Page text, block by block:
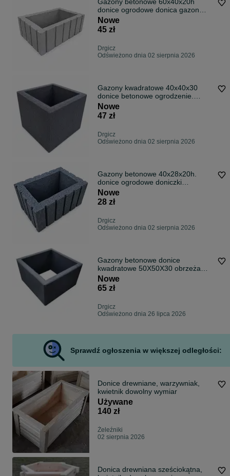
Gazony betonowe 60x40x20h
donice ogrodowe donica gazon
betonow.Wysyłka
Nowe
45 zł
Drgicz
Odświeżono dnia 02 sierpnia 2026
Gazony kwadratowe 40x40x30
donice betonowe ogrodzenie.
Wysyłka.
Nowe
47 zł
Drgicz
Odświeżono dnia 02 sierpnia 2026
Gazony betonowe 40x28x20h.
donice ogrodowe doniczki
ogrodzenia pustaki
Nowe
28 zł
Drgicz
Odświeżono dnia 02 sierpnia 2026
Gazony betonowe donice
kwadratowe 50X50X30 obrzeża
ogrodowe Dostawa Gratis cała Pl
Producent
Nowe
65 zł
Drgicz
Odświeżono dnia 26 lipca 2026
Sprawdź ogłoszenia w większej odległości:
Donice drewniane, warzywniak,
kwietnik dowolny wymiar
Używane
140 zł
Żeleźniki
02 sierpnia 2026
Donica drewniana sześciokątna,